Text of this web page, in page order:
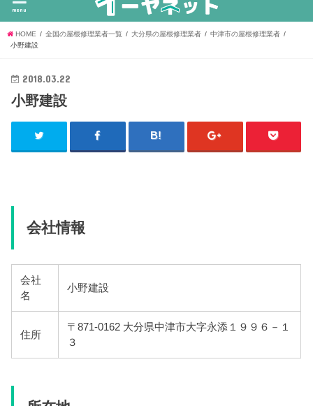
menu
HOME 全国の屋根修理業者一覧 大分県の屋根修理業者
中津市の屋根修理業者
小野建設
2018.03.22
小野建設
会社情報
会社
名
小野建設
住所
〒871-0162 大分県中津市大字永添１９９６－１
３